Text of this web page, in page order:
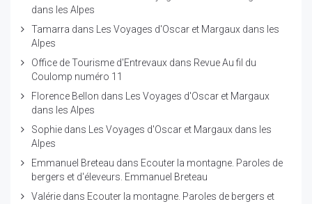
dans les Alpes
Tamarra dans Les Voyages d'Oscar et Margaux dans les
Alpes
Office de Tourisme d'Entrevaux dans Revue Au fil du
Coulomp numéro 11
Florence Bellon dans Les Voyages d'Oscar et Margaux
dans les Alpes
Sophie dans Les Voyages d'Oscar et Margaux dans les
Alpes
Emmanuel Breteau dans Ecouter la montagne. Paroles de
bergers et d'éleveurs. Emmanuel Breteau
Valérie dans Ecouter la montagne. Paroles de bergers et